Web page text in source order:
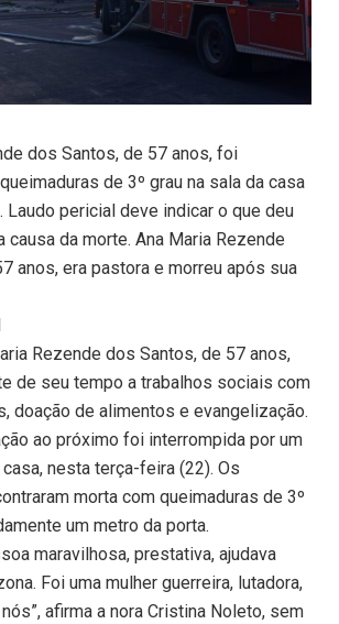
dos Santos, de 57 anos, foi
de 3º grau na sala da casa
Laudo pericial deve indicar o que deu
causa da morte. Ana Maria Rezende
anos, era pastora e morreu após sua
Rezende dos Santos, de 57 anos,
de seu tempo a trabalhos sociais com
doação de alimentos e evangelização.
ao próximo foi interrompida por um
nesta terça-feira (22). Os
morta com queimaduras de 3º
um metro da porta.
maravilhosa, prestativa, ajudava
Foi uma mulher guerreira, lutadora,
afirma a nora Cristina Noleto, sem